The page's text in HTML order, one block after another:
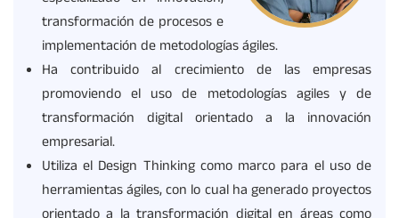
transformación de procesos e
implementación de metodologías ágiles.
Ha contribuido al crecimiento de las empresas
promoviendo el uso de metodologías agiles y de
transformación digital orientado a la innovación
empresarial.
Utiliza el Design Thinking como marco para el uso de
herramientas ágiles, con lo cual ha generado proyectos